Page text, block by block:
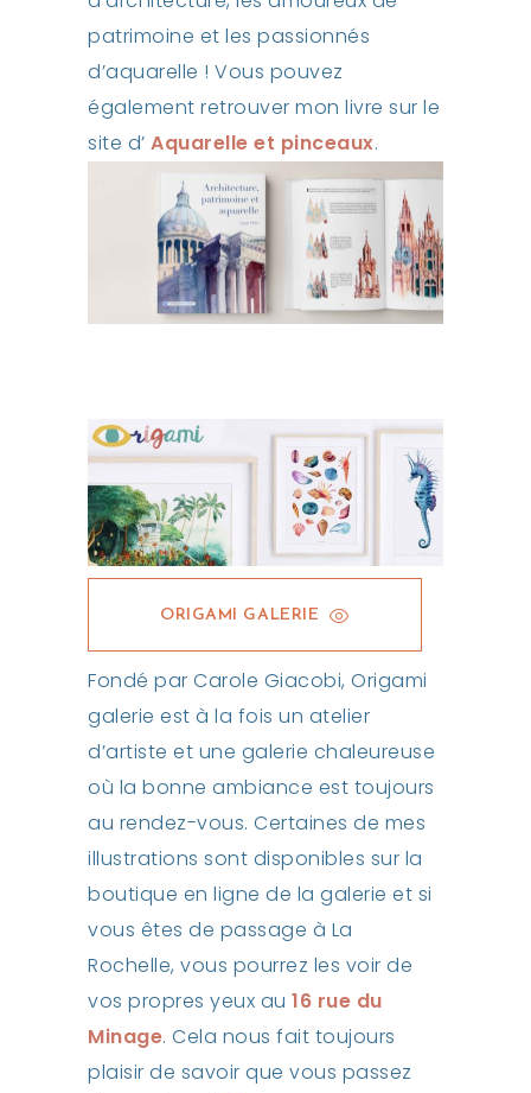
patrimoine et les passionnés
d’aquarelle ! Vous pouvez
également retrouver mon livre sur le
site d’Aquarelle et pinceaux.
ORIGAMI GALERIE
Fondé par Carole Giacobi, Origami
galerie est à la fois un atelier
d’artiste et une galerie chaleureuse
où la bonne ambiance est toujours
au rendez-vous. Certaines de mes
illustrations sont disponibles sur la
boutique en ligne de la galerie et si
vous êtes de passage à La
Rochelle, vous pourrez les voir de
vos propres yeux au16 rue du
Minage. Cela nous fait toujours
plaisir de savoir que vous passez